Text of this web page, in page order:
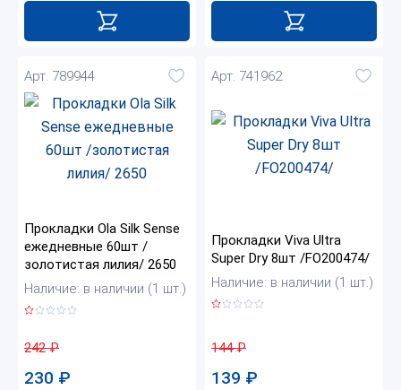
Арт. 789944
Прокладки Ola Silk Sense
ежедневные 60шт /
золотистая лилия/ 2650
Наличие: в наличии (1 шт.)
242₽
230 ₽
Арт. 741962
Прокладки Viva Ultra
Super Dry 8шт /FO200474/
Наличие: в наличии (1 шт.)
144₽
139 ₽